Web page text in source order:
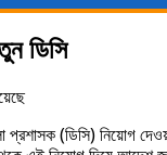
ডিসি
প্রশাসক (ডিসি) নিয়োগ